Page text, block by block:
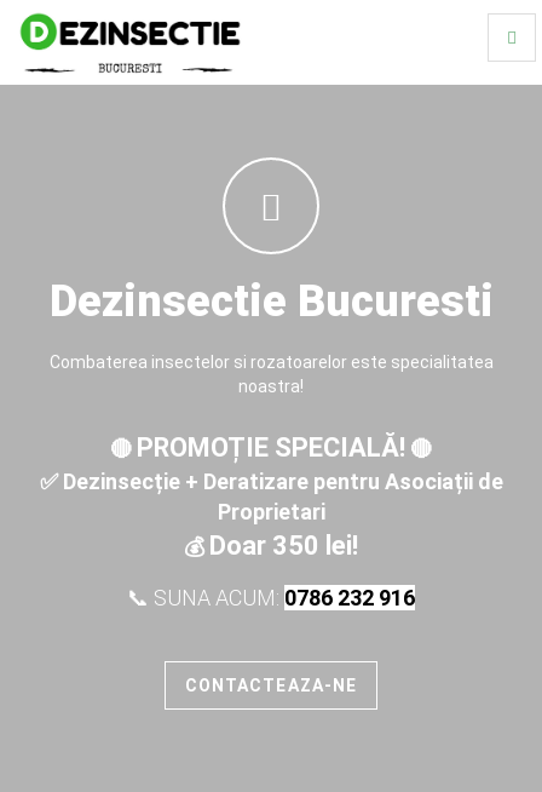
Dezinsectie Bucuresti
Combaterea insectelor si rozatoarelor este specialitatea
noastra!
🔴 PROMOȚIE SPECIALĂ! 🔴
✅Dezinsecție + Deratizarepentru Asociații de
Proprietari
💰 Doar 350 lei!
📞 SUNA ACUM: 0786 232 916
CONTACTEAZA-NE